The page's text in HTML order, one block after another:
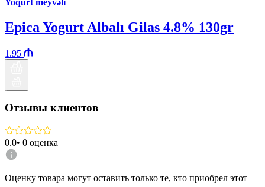
Epica Yogurt Albalı Gilas 4.8% 130gr
1.95
Отзывы клиентов
0.0• 0 оценка
Оценку товара могут оставить только те, кто приобрел этот